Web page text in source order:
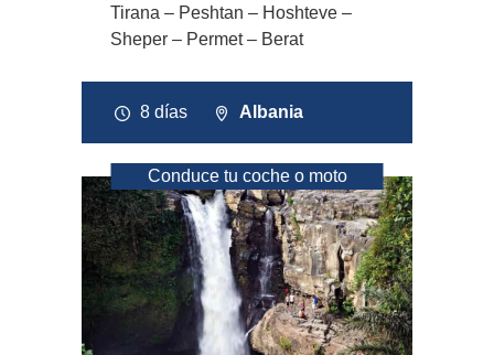
Tirana – Peshtan – Hoshteve –
Sheper – Permet – Berat
8 días Albania
Conduce tu coche o moto